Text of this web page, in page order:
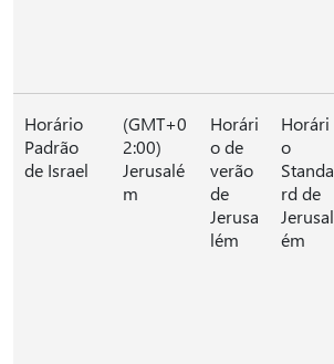
Horário
Padrão
de Israel
(GMT+0
2:00)
Jerusalé
m
Horári
o de
verão
de
Jerusa
lém
Horári
o
Standa
rd de
Jerusal
ém